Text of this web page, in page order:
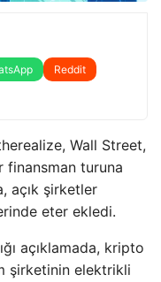
Reddit
Wall Street,
finansman turuna
açık şirketler
eter ekledi.
açıklamada, kripto
şirketinin elektrikli